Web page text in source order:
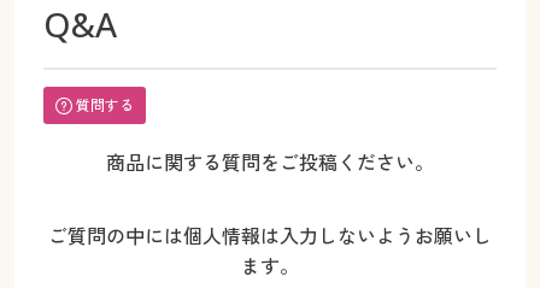
Q&A
質問する
商品に関する質問をご投稿ください。
ご質問の中には個人情報は入力しないようお願いし
ます。